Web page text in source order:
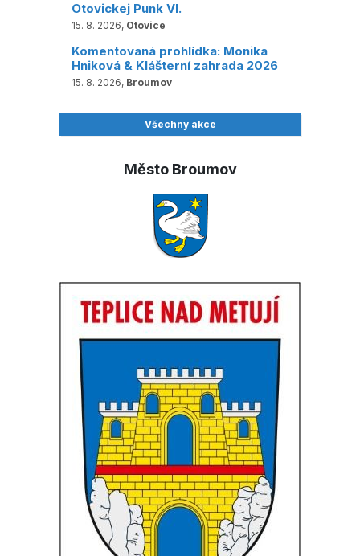
Otovickej Punk VI.
15. 8. 2026, Otovice
Komentovaná prohlídka: Monika
Hniková & Klášterní zahrada 2026
15. 8. 2026, Broumov
Všechny akce
Město Broumov